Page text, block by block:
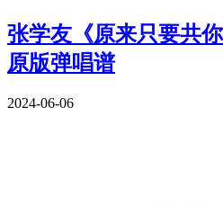
张学友《原来只要共
原版弹唱谱
2024-06-06